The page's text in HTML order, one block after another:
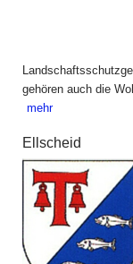
gehören auch die
mehr
Ellscheid